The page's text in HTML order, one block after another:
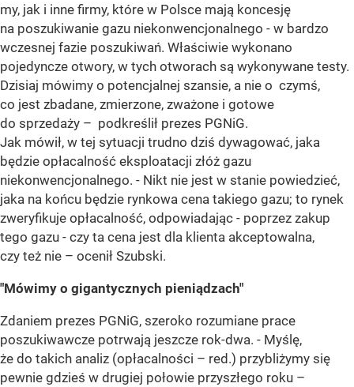
my, jak i inne firmy, które w Polsce mają koncesję
na poszukiwanie gazu niekonwencjonalnego - w bardzo
wczesnej fazie poszukiwań. Właściwie wykonano
pojedyncze otwory, w tych otworach są wykonywane testy.
Dzisiaj mówimy o potencjalnej szansie, a nie o czymś,
co jest zbadane, zmierzone, zważone i gotowe
do sprzedaży – podkreślił prezes PGNiG.
Jak mówił, w tej sytuacji trudno dziś dywagować, jaka
będzie opłacalność eksploatacji złóż gazu
niekonwencjonalnego. - Nikt nie jest w stanie powiedzieć,
jaka na końcu będzie rynkowa cena takiego gazu; to rynek
zweryfikuje opłacalność, odpowiadając - poprzez zakup
tego gazu - czy ta cena jest dla klienta akceptowalna,
czy też nie – ocenił Szubski.
"Mówimy o gigantycznych pieniądzach"
Zdaniem prezes PGNiG, szeroko rozumiane prace
poszukiwawcze potrwają jeszcze rok-dwa. - Myślę,
że do takich analiz (opłacalności – red.) przybliżymy się
pewnie gdzieś w drugiej połowie przyszłego roku –